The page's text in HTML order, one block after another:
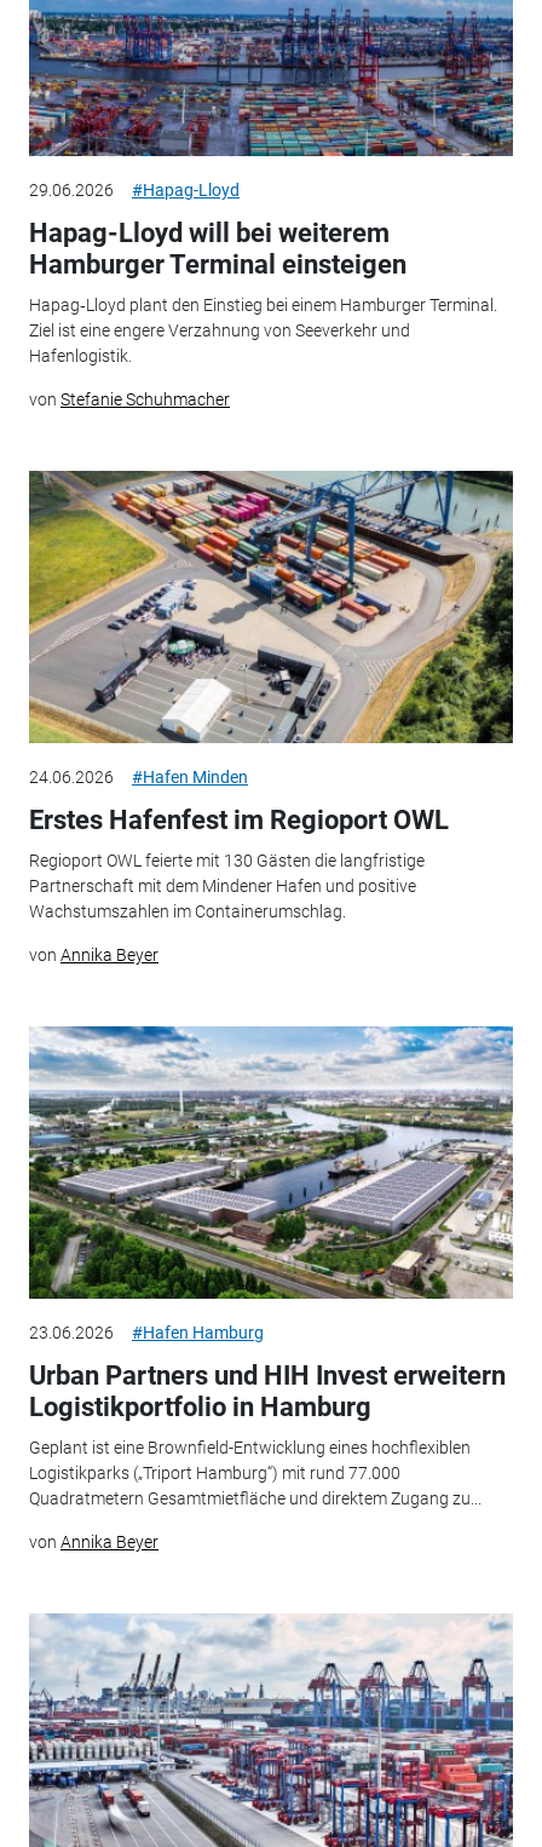
29.06.2026 #Hapag-Lloyd
Hapag-Lloyd will bei weiterem
Hamburger Terminal einsteigen
Hapag‑Lloyd plant den Einstieg bei einem Hamburger Terminal.
Ziel ist eine engere Verzahnung von Seeverkehr und
Hafenlogistik.
von Stefanie Schuhmacher
24.06.2026 #Hafen Minden
Erstes Hafenfest im Regioport OWL
Regioport OWL feierte mit 130 Gästen die langfristige
Partnerschaft mit dem Mindener Hafen und positive
Wachstumszahlen im Containerumschlag.
von Annika Beyer
23.06.2026 #Hafen Hamburg
Urban Partners und HIH Invest erweitern
Logistikportfolio in Hamburg
Geplant ist eine Brownfield-Entwicklung eines hochflexiblen
Logistikparks („Triport Hamburg“) mit rund 77.000
Quadratmetern Gesamtmietfläche und direktem Zugang zu...
von Annika Beyer